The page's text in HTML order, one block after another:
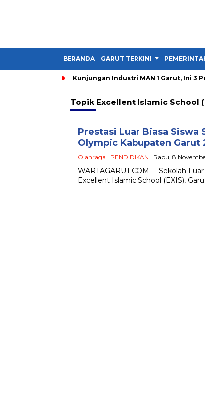
BERANDA GARUT TERKINI
Kunjungan Industri MAN 1 Garut, Ini 3
Topik Excellent Islamic School
Prestasi Luar Biasa Siswa
Olympic Kabupaten Garut
Olahraga | PENDIDIKAN | Rabu, 8
WARTAGARUT.COM – Sekolah
Excellent Islamic School (EXIS),